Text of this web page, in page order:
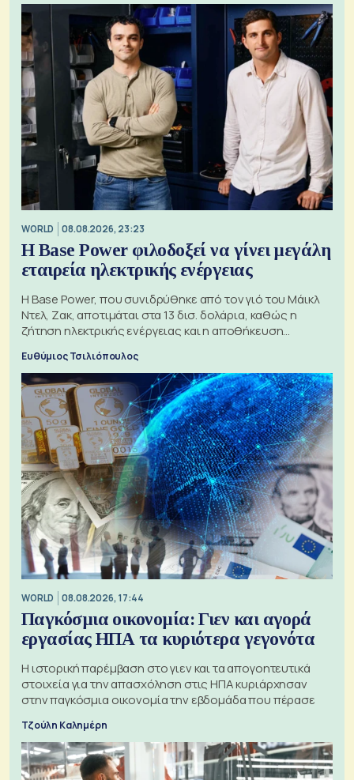
WORLD 08.08.2026, 23:23
Η Base Power φιλοδοξεί να γίνει μεγάλη
εταιρεία ηλεκτρικής ενέργειας
Η Base Power, που συνιδρύθηκε από τον γιό του Μάικλ
Ντελ, Ζακ, αποτιμάται στα 13 δισ. δολάρια, καθώς η
ζήτηση ηλεκτρικής ενέργειας και η αποθήκευση
Ευθύμιος Τσιλιόπουλος
WORLD 08.08.2026, 17:44
Παγκόσμια οικονομία: Γιεν και αγορά
εργασίας ΗΠΑ τα κυριότερα γεγονότα
Η ιστορική παρέμβαση στο γιεν και τα απογοητευτικά
στοιχεία για την απασχόληση στις ΗΠΑ κυριάρχησαν
στην παγκόσμια οικονομία την εβδομάδα που πέρασε
Τζούλη Καλημέρη